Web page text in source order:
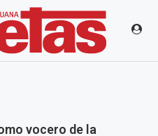
vocero de la